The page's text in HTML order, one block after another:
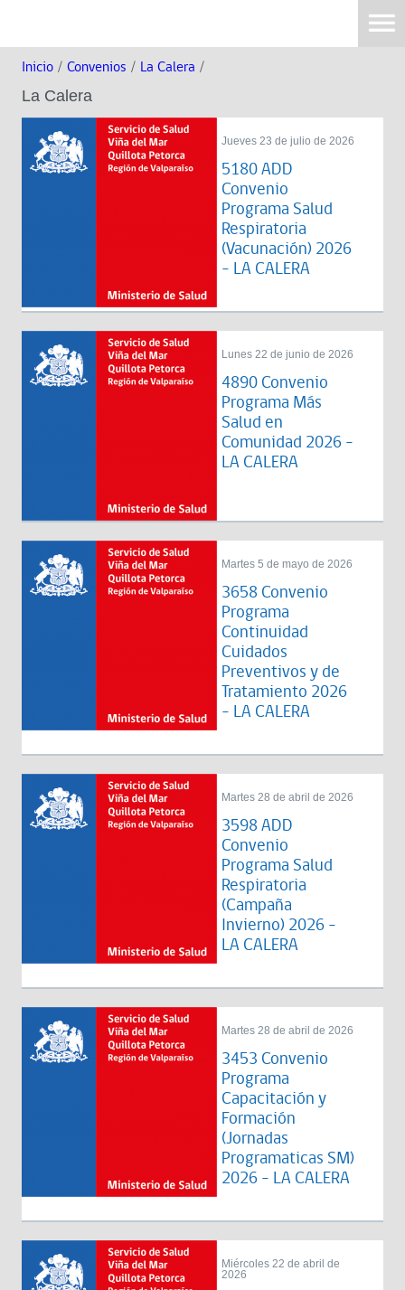
Inicio / Convenios / La Calera /
La Calera
Jueves 23 de julio de 2026
5180 ADD
Convenio
Programa Salud
Respiratoria
(Vacunación) 2026
- LA CALERA
Lunes 22 de junio de 2026
4890 Convenio
Programa Más
Salud en
Comunidad 2026 -
LA CALERA
Martes 5 de mayo de 2026
3658 Convenio
Programa
Continuidad
Cuidados
Preventivos y de
Tratamiento 2026
- LA CALERA
Martes 28 de abril de 2026
3598 ADD
Convenio
Programa Salud
Respiratoria
(Campaña
Invierno) 2026 -
LA CALERA
Martes 28 de abril de 2026
3453 Convenio
Programa
Capacitación y
Formación
(Jornadas
Programaticas SM)
2026 - LA CALERA
Miércoles 22 de abril de
2026